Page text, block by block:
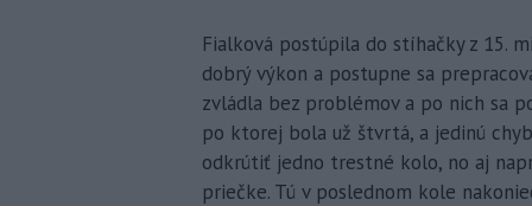
Fialková postúpila do stíhačky z 15.
dobrý výkon a postupne sa
zvládla bez problémov a po nich sa
po ktorej bola už štvrtá, a jedinú
odkrútiť jedno trestné kolo, no aj
priečke. Tú v poslednom kole